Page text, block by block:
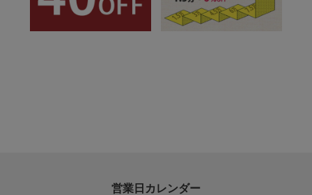
営業日カレンダー